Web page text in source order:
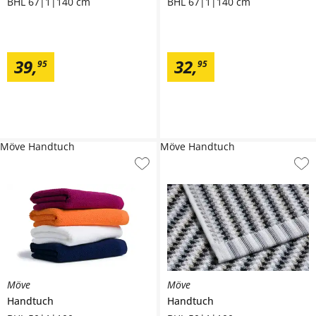
39,95 32,95
Möve
Handtuch
Möve Handtuch
Möve
Handtuch
Möve Handtuch